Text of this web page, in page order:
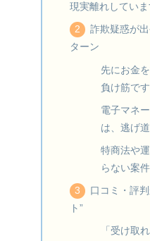
現実離れしていま
詐欺疑惑が
ターン
先にお金
負け筋です
電子マネ
は、逃げ
特商法や
らない案
口コミ・評
ト”
「受け取